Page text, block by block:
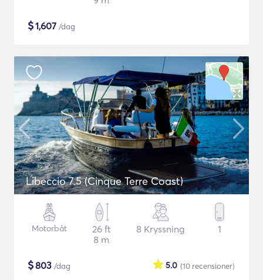
$1,607 /dag
Libeccio 7.5 (Cinque Terre Coast)
Motorbåt
26 ft
8 m
8 Kryssning 1
$803 /dag (10 recensioner)
5.0